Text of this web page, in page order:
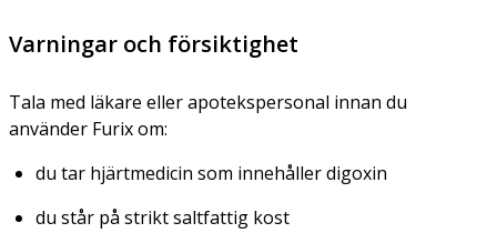
Varningar och försiktighet
Tala med läkare eller apotekspersonal innan du
använder Furix om:
du tar hjärtmedicin som innehåller digoxin
du står på strikt saltfattig kost